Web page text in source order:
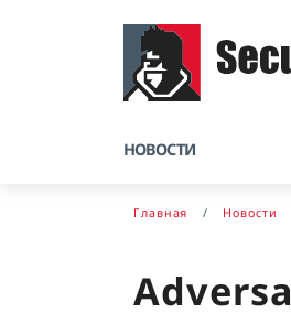
НОВОСТИ
Главная Новости
Adversa